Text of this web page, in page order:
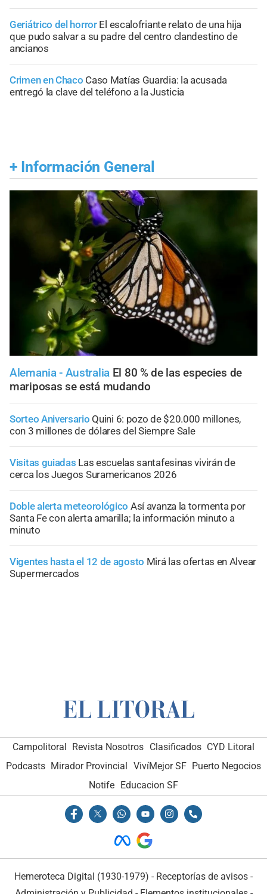
Geriátrico del horror El escalofriante relato de una hija
que pudo salvar a su padre del centro clandestino de
ancianos
Crimen en Chaco Caso Matías Guardia: la acusada
entregó la clave del teléfono a la Justicia
+ Información General
Alemania - Australia El 80 % de las especies de
mariposas se está mudando
Sorteo Aniversario Quini 6: pozo de $20.000 millones,
con 3 millones de dólares del Siempre Sale
Visitas guiadas Las escuelas santafesinas vivirán de
cerca los Juegos Suramericanos 2026
Doble alerta meteorológico Así avanza la tormenta por
Santa Fe con alerta amarilla; la información minuto a
minuto
Vigentes hasta el 12 de agosto Mirá las ofertas en Alvear
Supermercados
Campolitoral Revista Nosotros Clasificados CYD Litoral
Podcasts Mirador Provincial VivíMejor SF Puerto Negocios
Notife Educacion SF
Hemeroteca Digital (1930-1979) - Receptorías de avisos -